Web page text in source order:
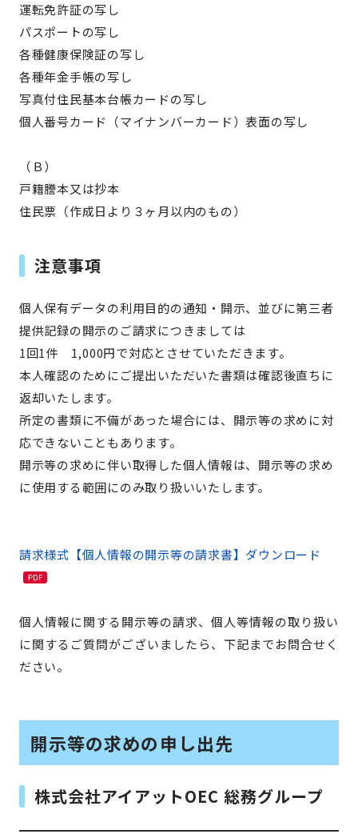
運転免許証の写し
パスポートの写し
各種健康保険証の写し
各種年金手帳の写し
写真付住民基本台帳カードの写し
個人番号カード（マイナンバーカード）表面の写し
（Ｂ）
戸籍謄本又は抄本
住民票（作成日より３ヶ月以内のもの）
注意事項
個人保有データの利用目的の通知・開示、並びに第三者
提供記録の開示のご請求につきましては
1回1件 1,000円で対応とさせていただきます。
本人確認のためにご提出いただいた書類は確認後直ちに
返却いたします。
所定の書類に不備があった場合には、開示等の求めに対
応できないこともあります。
開示等の求めに伴い取得した個人情報は、開示等の求め
に使用する範囲にのみ取り扱いいたします。
請求様式【個人情報の開示等の請求書】ダウンロード
個人情報に関する開示等の請求、個人等情報の取り扱い
に関するご質問がございましたら、下記までお問合せく
ださい。
開示等の求めの申し出先
株式会社アイアットOEC 総務グループ